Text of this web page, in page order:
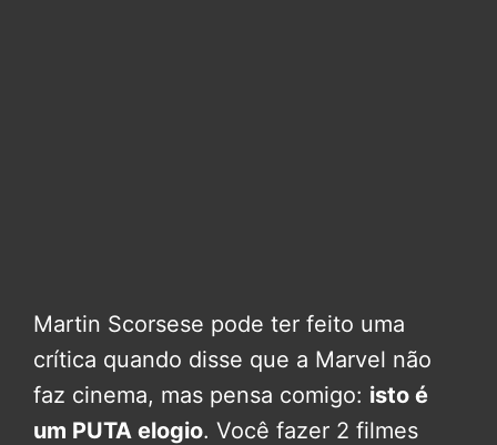
Martin Scorsese pode ter feito uma
crítica quando disse que a Marvel não
faz cinema, mas pensa comigo: isto é
um PUTA elogio. Você fazer 2 filmes